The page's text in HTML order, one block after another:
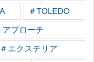
＃TOLEDO
アプローチ
＃エクステリア